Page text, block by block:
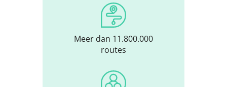
Meer dan 11.800.000
routes